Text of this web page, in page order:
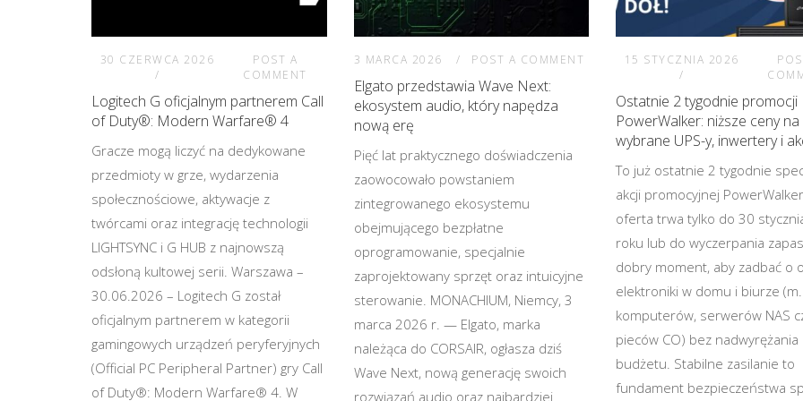
30 CZERWCA 2026
POST A
COMMENT
Logitech G oficjalnym partnerem Call
of Duty®: Modern Warfare® 4
Gracze mogą liczyć na dedykowane
przedmioty w grze, wydarzenia
społecznościowe, aktywacje z
twórcami oraz integrację technologii
LIGHTSYNC i G HUB z najnowszą
odsłoną kultowej serii. Warszawa –
30.06.2026 – Logitech G został
oficjalnym partnerem w kategorii
gamingowych urządzeń peryferyjnych
(Official PC Peripheral Partner) gry Call
of Duty®: Modern Warfare® 4. W
3 MARCA 2026 POST A COMMENT
Elgato przedstawia Wave Next:
ekosystem audio, który napędza
nową erę
Pięć lat praktycznego doświadczenia
zaowocowało powstaniem
zintegrowanego ekosystemu
obejmującego bezpłatne
oprogramowanie, specjalnie
zaprojektowany sprzęt oraz intuicyjne
sterowanie. MONACHIUM, Niemcy, 3
marca 2026 r. — Elgato, marka
należąca do CORSAIR, ogłasza dziś
Wave Next, nową generację swoich
rozwiązań audio oraz najbardziej
15 STYCZNIA 2026
Ostatnie 2 tygodnie promocji
PowerWalker: niższe ceny na
wybrane UPS-y, inwertery i
To już ostatnie 2 tygodnie
akcji promocyjnej
oferta trwa tylko do 30
roku lub do wyczerpania
dobry moment, aby zadbać o
elektroniki w domu i biurze
komputerów, serwerów NAS
pieców CO) bez nadwyrężania
budżetu. Stabilne zasilanie to
fundament bezpieczeństwa